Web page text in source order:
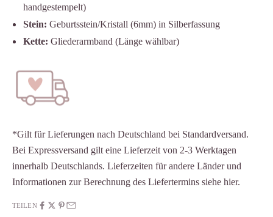
handgestempelt)
Stein: Geburtsstein/Kristall (6mm) in Silberfassung
Kette: Gliederarmband (Länge wählbar)
*Gilt für Lieferungen nach Deutschland bei Standardversand.
Bei Expressversand gilt eine Lieferzeit von 2-3 Werktagen
innerhalb Deutschlands. Lieferzeiten für andere Länder und
Informationen zur Berechnung des Liefertermins siehe hier.
TEILEN